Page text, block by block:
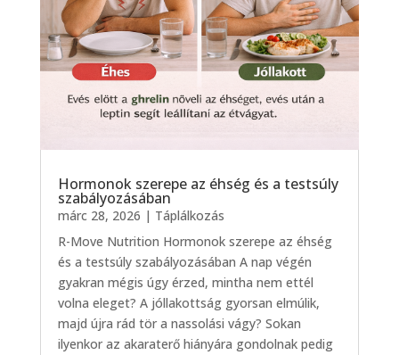
Hormonok szerepe az éhség és a testsúly
szabályozásában
márc 28, 2026 | Táplálkozás
R-Move Nutrition Hormonok szerepe az éhség
és a testsúly szabályozásában A nap végén
gyakran mégis úgy érzed, mintha nem ettél
volna eleget? A jóllakottság gyorsan elmúlik,
majd újra rád tör a nassolási vágy? Sokan
ilyenkor az akaraterő hiányára gondolnak pedig